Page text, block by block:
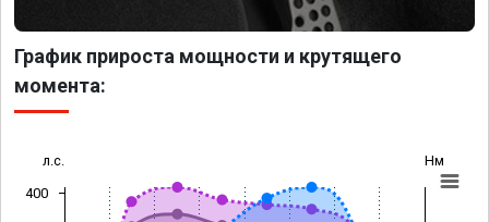
График прироста мощности и крутящего
момента:
л.с. Нм
400